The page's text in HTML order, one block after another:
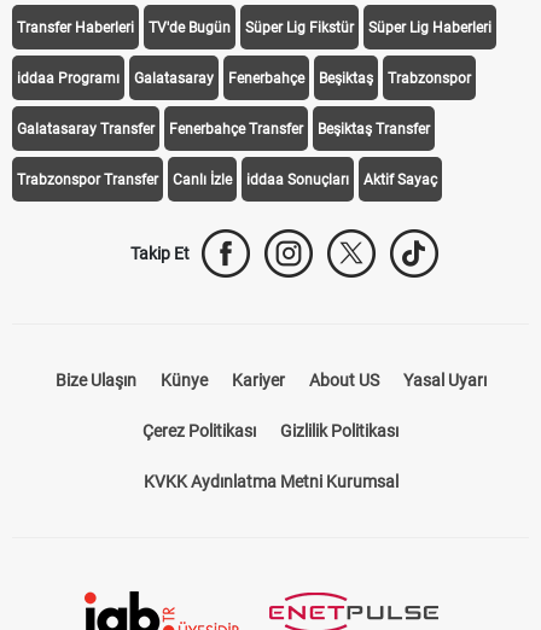
Transfer Haberleri TV'de Bugün Süper Lig Fikstür Süper Lig Haberleri
iddaa Programı Galatasaray Fenerbahçe Beşiktaş Trabzonspor
Galatasaray Transfer Fenerbahçe Transfer Beşiktaş Transfer
Trabzonspor Transfer Canlı İzle iddaa Sonuçları Aktif Sayaç
Takip Et
Bize Ulaşın Künye Kariyer About US Yasal Uyarı
Çerez Politikası Gizlilik Politikası
KVKK Aydınlatma Metni Kurumsal